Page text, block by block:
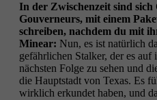
In der Zwischenzeit sind
Gouverneurs, mit einem
schreiben, nachdem du mit
Minear: Nun, es ist natürlich
gefährlichen Stalker, der es
nächsten Folge zu sehen und
die Hauptstadt von Texas. Es
wirklich erkundet haben, und